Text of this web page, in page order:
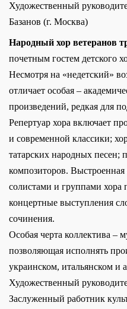
Художественный
Базанов (г. Москва)
Народный хор ветеранов
почетным гостем детского
Несмотря на «недетский»
отличает особая –
произведений, редкая для
Репертуар хора включает
и современной классики;
татарских народных песен;
композиторов.
солистами и группами хора
концертные выступления
сочинения.
Особая черта коллектива –
позволяющая исполнять
украинском, итальянском и
Художественный
Заслуженный работник